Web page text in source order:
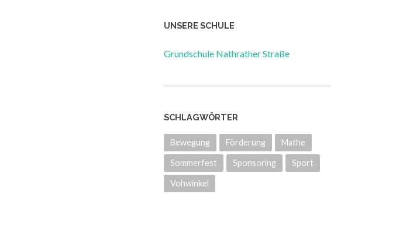
UNSERE SCHULE
Grundschule Nathrather Straße
SCHLAGWÖRTER
Bewegung Förderung Mathe
Sommerfest Sponsoring Sport
Vohwinkel